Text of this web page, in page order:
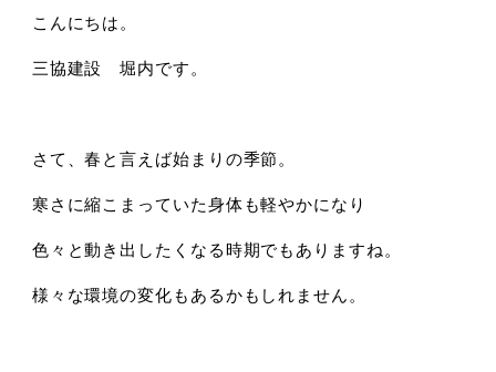
こんにちは。
三協建設 堀内です。
さて、春と言えば始まりの季節。
寒さに縮こまっていた身体も軽やかになり
色々と動き出したくなる時期でもありますね。
様々な環境の変化もあるかもしれません。